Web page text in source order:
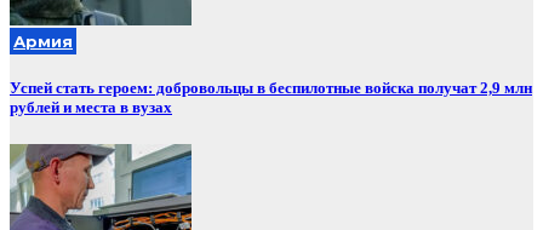
Армия
Успей стать героем: добровольцы в беспилотные войска получат 2,9 млн
рублей и места в вузах